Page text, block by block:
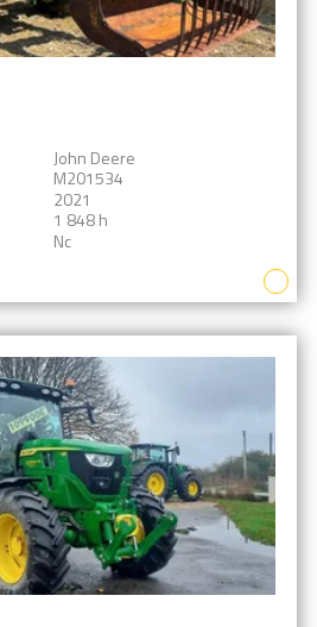
John Deere
M201534
2021
1 848 h
Nc